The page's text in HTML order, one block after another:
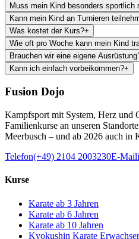
Muss mein Kind besonders sportlich
Kann mein Kind an Turnieren
Was kostet der Kurs?+
Wie oft pro Woche kann mein Kind
Brauchen wir eine eigene
Kann ich einfach vorbeikommen?+
Fusion Dojo
Kampfsport mit System, Herz
Familienkurse an unseren
Meerbusch – und ab 2026 auch in
Telefon(+49) 2104 2003230E-Mail
Kurse
Karate ab 3 Jahren
Karate ab 6 Jahren
Karate ab 10 Jahren
Kyokushin Karate